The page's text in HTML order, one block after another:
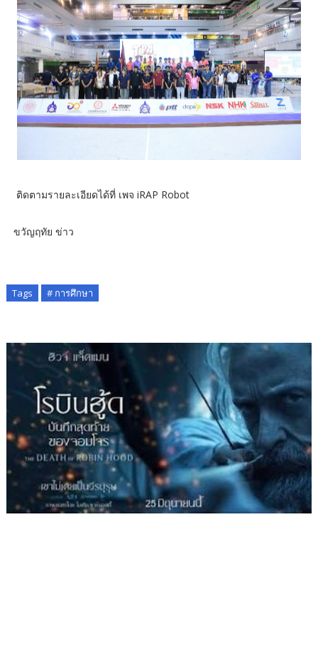
ติดตามรายละเอียดได้ที่ เพจ iRAP Robot
ขวัญฤทัย ข่าว
Tags # การศึกษา